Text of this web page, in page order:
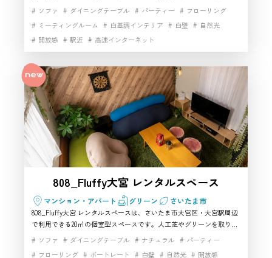
クチェア、100インチスクリーンを備え、女子会や推し会、SNS用の
写真撮影、動画撮影に使いやすい空間です。少人数で利用しやすいハ
ウススタジオとしても、可愛い雰囲気を活かせる撮影スタジオとして
もおすすめです。さいたま市のハウススタジオ・レンタルスタジオで
す
ソファ ダイニングテーブル パーティー
フローリング
ミーティングルーム
白基調インテリア 白壁
自然光
開放感
駅近 高速インターネット
808_Fluffy大宮 レンタルスペース
マンション・アパート グリーン さいたま市
808_Fluffy大宮 レンタルスペースは、さいたま市大宮区・大宮駅周辺
で利用できる20㎡の個室型スペースです。人工芝やグリーンを取り入
れた室内は、屋外風・ピクニック風の撮影シーンを作りやすく、さい
たま市でハウススタジオを探している方におすすめです。Wi-Fi、テ
ソファ ダイニングテーブル ナチュラル
パーティー
フローリング
ポートレート 白壁 自然光
開放感